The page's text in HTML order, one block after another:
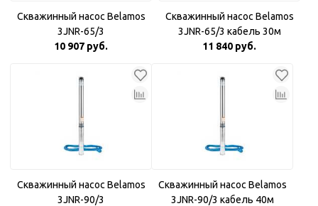
Скважинный насос Belamos
3JNR-65/3
10 907 руб.
Скважинный насос Belamos
3JNR-65/3 кабель 30м
11 840 руб.
Скважинный насос Belamos
3JNR-90/3
Скважинный насос Belamos
3JNR-90/3 кабель 40м